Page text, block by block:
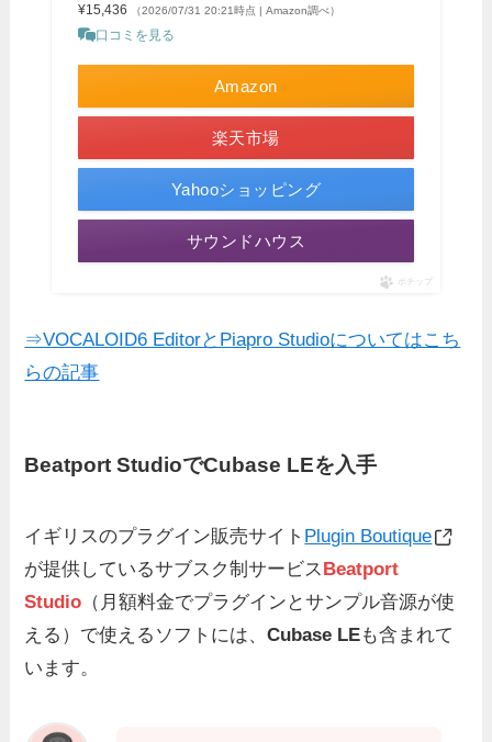
¥15,436
（2026/07/31 20:21時点 | Amazon調べ）
口コミを見る
Amazon
楽天市場
Yahooショッピング
サウンドハウス
ポチップ
⇒VOCALOID6 EditorとPiapro Studioについてはこち
らの記事
Beatport StudioでCubase LEを入手
イギリスのプラグイン販売サイト Plugin Boutique
が提供しているサブスク制サービスBeatport
Studio （月額料金でプラグインとサンプル音源が使
える）で使えるソフトには、Cubase LEも含まれて
います。